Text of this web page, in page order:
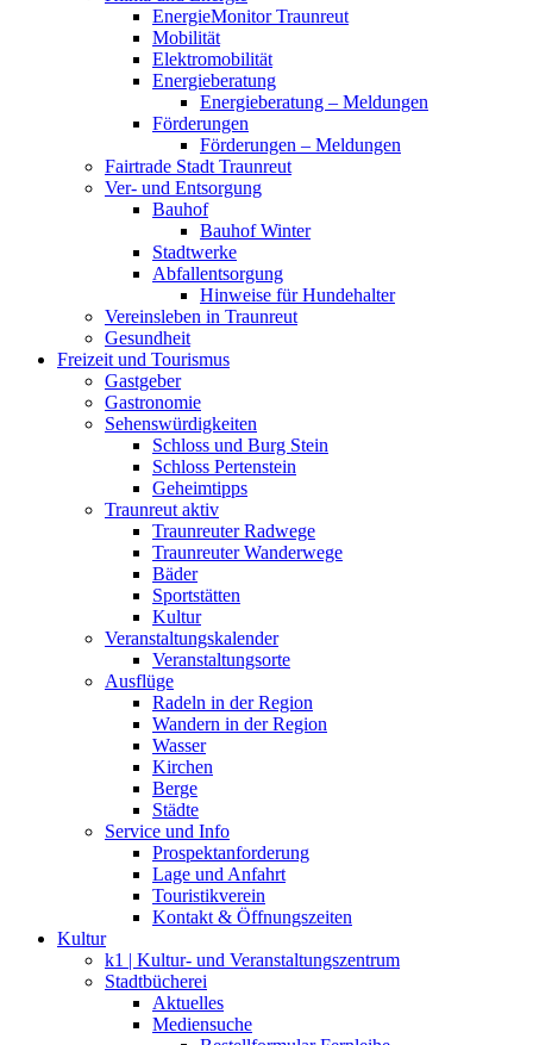
EnergieMonitor Traunreut
Mobilität
Elektromobilität
Energieberatung
Energieberatung – Meldungen
Förderungen
Förderungen – Meldungen
Fairtrade Stadt Traunreut
Ver- und Entsorgung
Bauhof
Bauhof Winter
Stadtwerke
Abfallentsorgung
Hinweise für Hundehalter
Vereinsleben in Traunreut
Gesundheit
Freizeit und Tourismus
Gastgeber
Gastronomie
Sehenswürdigkeiten
Schloss und Burg Stein
Schloss Pertenstein
Geheimtipps
Traunreut aktiv
Traunreuter Radwege
Traunreuter Wanderwege
Bäder
Sportstätten
Kultur
Veranstaltungskalender
Veranstaltungsorte
Ausflüge
Radeln in der Region
Wandern in der Region
Wasser
Kirchen
Berge
Städte
Service und Info
Prospektanforderung
Lage und Anfahrt
Touristikverein
Kontakt & Öffnungszeiten
Kultur
k1 | Kultur- und Veranstaltungszentrum
Stadtbücherei
Aktuelles
Mediensuche